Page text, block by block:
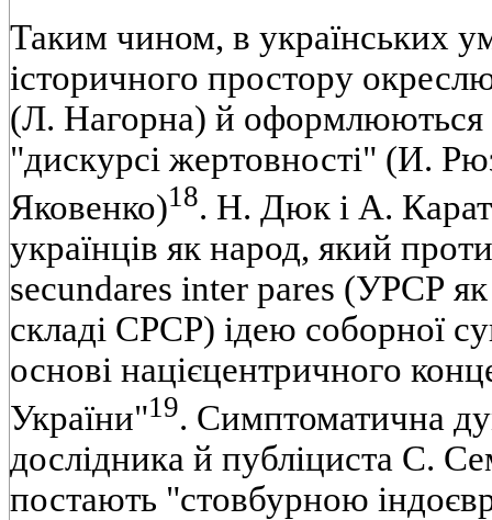
Таким чином, в українських
історичного простору
(Л. Нагорна) й оформлюються
"дискурсі жертовності" (И.
Яковенко)18. Н. Дюк і А.
українців як народ, який
secundares inter pares (УРСР
складі СРСР) ідею соборної
основі націєцентричного
України"19. Симптоматична
дослідника й публіциста С.
постають "стовбурною